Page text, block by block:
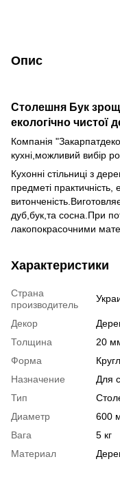
Опис
Столешня Бук
екологічно чистої
Компанія
кухні,можливий вибір
Кухонні стільниці з
предметі практичність,
дуб,бук,та сосна.При
лакопокрасочними
Характеристики
Страна
производитель
Декор
Толщина
20
Форма
Назначение
Для
Тип
Диаметр
600
Вага
5 кг
Материал